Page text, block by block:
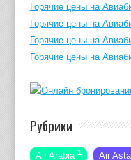
Горячие цены на
Горячие цены на
Горячие цены на
Горячие цены на
Рубрики
Air Arabia 1 Air